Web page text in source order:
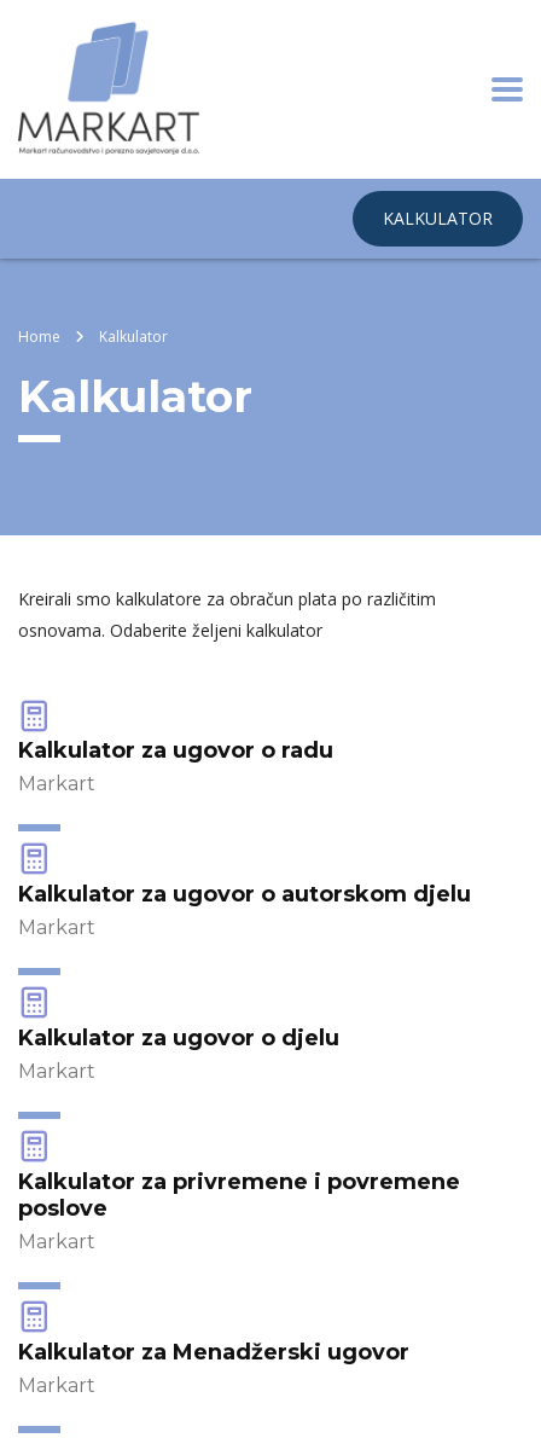
KALKULATOR
Home Kalkulator
Kalkulator
Kreirali smo kalkulatore za obračun plata po različitim
osnovama. Odaberite željeni kalkulator
Kalkulator za ugovor o radu
Markart
Kalkulator za ugovor o autorskom djelu
Markart
Kalkulator za ugovor o djelu
Markart
Kalkulator za privremene i povremene
poslove
Markart
Kalkulator za Menadžerski ugovor
Markart